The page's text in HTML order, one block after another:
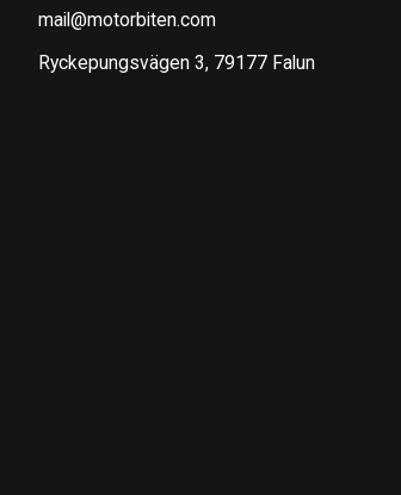
mail@motorbiten.com
Ryckepungsvägen 3, 79177 Falun